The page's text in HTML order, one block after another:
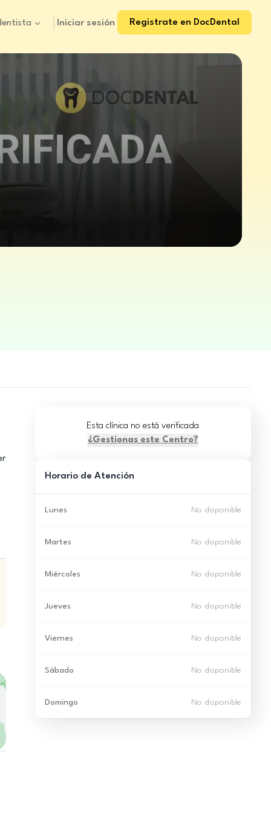
Iniciar sesión Registrate en DocDental
Esta clínica no está verificada
¿Gestionas este Centro?
Horario de Atención
Lunes No disponible
Martes No disponible
Miércoles No disponible
Jueves No disponible
Viernes No disponible
Sábado No disponible
Domingo No disponible